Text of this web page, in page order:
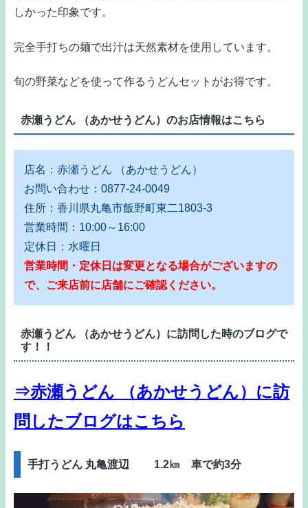
しかった印象です。
完全手打ちの麺で出汁は天然素材を使用しています。
旬の野菜などを使って作るうどんセットがお得です。
赤瀬うどん （あかせうどん）のお店情報はこちら
店名：赤瀬うどん （あかせうどん）
お問い合わせ：0877-24-0049
住所：香川県丸亀市飯野町東二1803-3
営業時間：10:00～16:00
定休日：水曜日
営業時間・定休日は変更となる場合がございますの
で、ご来店前に店舗にご確認ください。
赤瀬うどん （あかせうどん）に訪問した時のブログで
す！！
⇒赤瀬うどん （あかせうどん）に訪
問したブログはこちら
手打うどん 丸亀渡辺 1.2㎞ 車で約3分